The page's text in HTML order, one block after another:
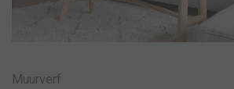
Muurverf